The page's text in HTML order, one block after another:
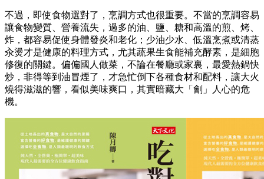
不過，即使食物選對了，烹調方式也很重要。不當的烹調容易
讓食物變質、營養流失，過多的油、鹽、糖和高溫的煎、烤、
炸，都容易促使身體發炎和老化；少油少水、低溫烹煮或清蒸
汆燙才是健康的料理方式，尤其蔬果生食能補充酵素，是細胞
修復的關鍵。偏偏國人做菜，不論在餐廳或家裏，最愛熱鍋快
炒，非得等到油冒煙了，才急忙倒下各種食材和配料，讓大火
燒得滋滋的響，看似美味爽口，其實暗藏大「劊」人心的危
機。